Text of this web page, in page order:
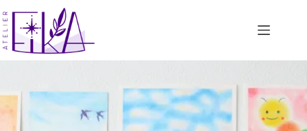
ン
テ
ン
ツ
ス